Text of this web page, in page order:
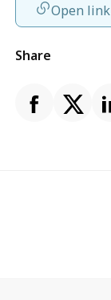
Open link
Share